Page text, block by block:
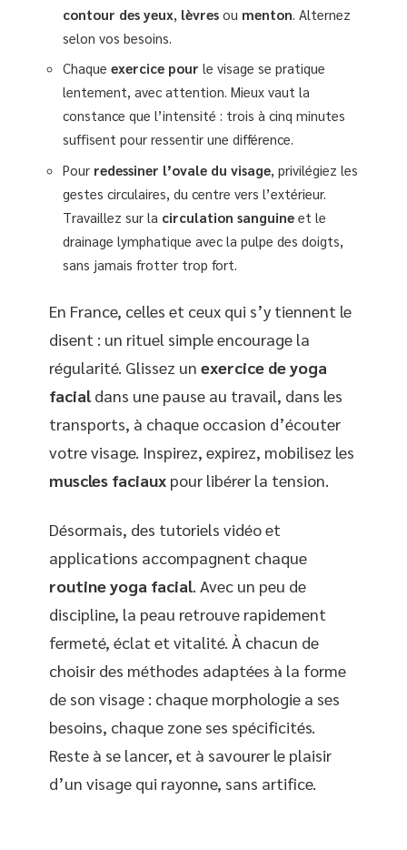
contour des yeux lèvres ou menton . Alternez
selon vos besoins.
Chaque exercice pour le visage se pratique
lentement, avec attention. Mieux vaut la
constance que l’intensité : trois à cinq minutes
suffisent pour ressentir une différence.
Pour redessiner l’ovale du visage , privilégiez les
gestes circulaires, du centre vers l’extérieur.
Travaillez sur la circulation sanguine et le
drainage lymphatique avec la pulpe des doigts,
sans jamais frotter trop fort.
En France, celles et ceux qui s’y tiennent le
disent : un rituel simple encourage la
régularité. Glissez un exercice de yoga
facialdans une pause au travail, dans les
transports, à chaque occasion d’écouter
votre visage. Inspirez, expirez, mobilisez les
muscles faciaux pour libérer la tension.
Désormais, des tutoriels vidéo et
applications accompagnent chaque
routine yoga facial . Avec un peu de
discipline, la peau retrouve rapidement
fermeté, éclat et vitalité. À chacun de
choisir des méthodes adaptées à la forme
de son visage : chaque morphologie a ses
besoins, chaque zone ses spécificités.
Reste à se lancer, et à savourer le plaisir
d’un visage qui rayonne, sans artifice.